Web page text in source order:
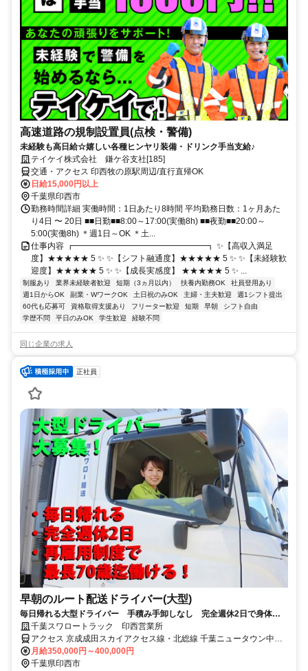
高速道路の規制設置員(点検・警備)
未経験も高日給☆嬉しい各種ヒンヤリ装備・ドリンク手当支給♪
テイケイ株式会社 鎌ケ谷支社[185]
交通・アクセス 印西牧の原駅周辺/直行直帰OK
日給15,000円以上
千葉県印西市
勤務時間詳細 実働時間：1日あたり8時間 平均勤務日数：1ヶ月あた
り4日 〜 20日 ■■日勤■■8:00～17:00(実働8h) ■■夜勤■■20:00～
5:00(実働8h) ＊週1日～OK ＊土...
仕事内容 ┏━━━━━━━━━━━━━━━━┓ ✨【高収入満足
度】★★★★★ 5 ✨ ✨【シフト融通度】★★★★★ 5 ✨ ✨【未経験歓
迎度】★★★★★ 5 ✨ ✨【成長実感度】 ★★★★★ 5 ✨ ...
制服あり 業界未経験者歓迎 短期（3ヵ月以内） 扶養内勤務OK
社員登用あり
週1日からOK
副業・WワークOK 土日祝のみOK 主婦・主夫歓迎
週1シフト提出
60代も応募可
資格取得支援あり フリーター歓迎 短期 早朝
シフト自由
学歴不問
平日のみOK 学生歓迎 経験不問
同じ企業の求人
正社員
早朝のルート配送ドライバー(大型)
毎日帰れる大型ドライバー 手積み手卸しなし 完全週休2日で身体に
も心にも優しいお仕事(*´▽｀*)
千葉スワロートラック 印西営業所
アクセス 京成成田スカイアクセス線・北総線 千葉ニュータウン中央
徒歩約29分 千葉ニュータウン中央駅より車で5分
月給350,000円～400,000円
千葉県印西市